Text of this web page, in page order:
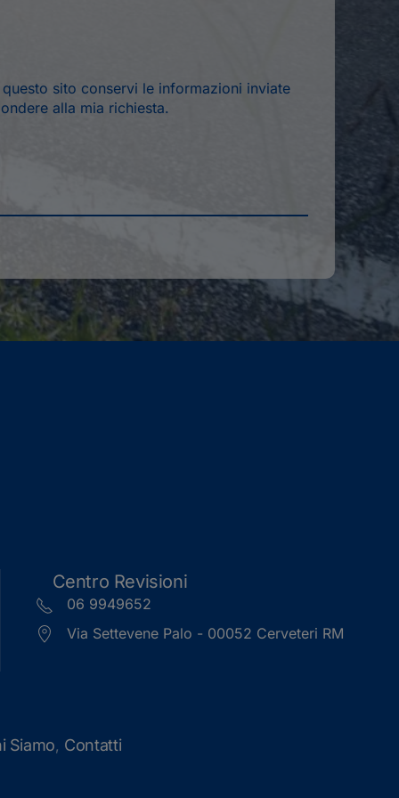
sito conservi le informazioni inviate
alla mia richiesta.
Centro Revisioni
06 9949652
Via Settevene Palo - 00052 Cerveteri RM
Siamo, Contatti